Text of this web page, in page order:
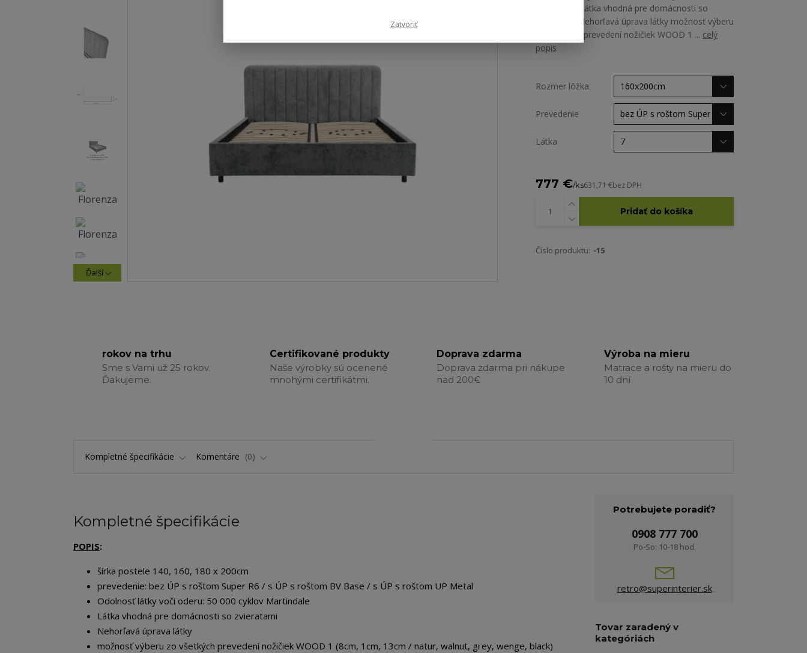
Ďalší
Martindale Látka vhodná pre domácnosti so
zvieratami Nehorľavá úprava látky možnosť výberu
zo všetkých prevedení nožičiek WOOD 1 ... celý
popis
Rozmer lôžka
Prevedenie
Látka
777 €/ks631,71 €bez DPH
Pridať do košíka
Číslo produktu: -15
rokov na trhu
Sme s Vami už 25 rokov.
Ďakujeme.
Certifikované produkty
Naše výrobky sú ocenené
mnohými certifikátmi.
Doprava zdarma
Doprava zdarma pri nákupe
nad 200€
Výroba na mieru
Matrace a rošty na mieru do
10 dní
Kompletné špecifikácie Komentáre 0
Kompletné špecifikácie
POPIS:
šírka postele 140, 160, 180 x 200cm
prevedenie: bez ÚP s roštom Super R6 / s ÚP s roštom BV Base / s ÚP s roštom UP Metal
Odolnosť látky voči oderu: 50 000 cyklov Martindale
Látka vhodná pre domácnosti so zvieratami
Nehorľavá úprava látky
možnosť výberu zo všetkých prevedení nožičiek WOOD 1 (8cm, 1cm, 13cm / natur, walnut, grey, wenge, black)
Potrebujete poradiť?
0908 777 700
Po-So: 10-18 hod.
retro@superinterier.sk
Tovar zaradený v
kategóriách
Zatvoriť